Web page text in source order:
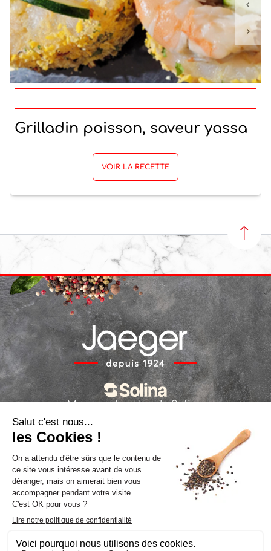
Grilladin poisson, saveur yassa
VOIR LA RECETTE
Marques locales de Solina